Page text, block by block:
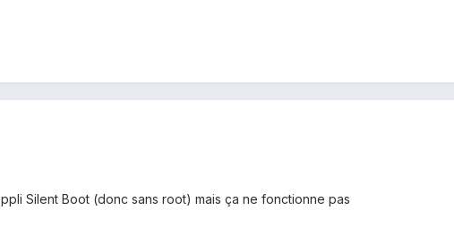
Silent Boot (donc sans root) mais ça ne fonctionne pas